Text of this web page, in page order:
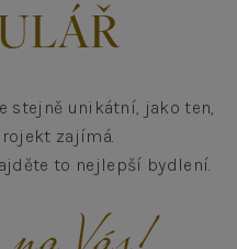
stejně unikátní, jako ten,
zajímá.
to nejlepší bydlení.